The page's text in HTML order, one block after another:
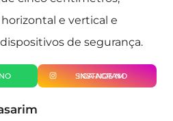
e vertical e
de segurança.
SIGA-NOS NO INSTAGRAM